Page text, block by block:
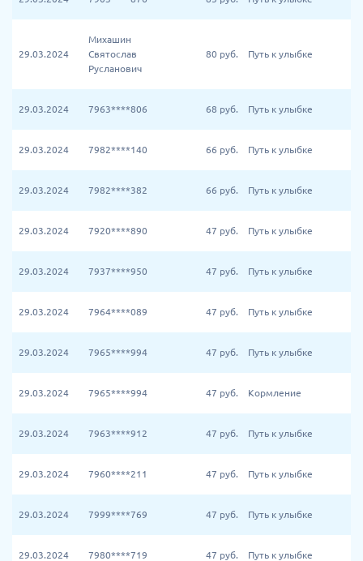
29.03.2024
Михашин
Святослав
Русланович
80 руб. Путь к улыбке
29.03.2024 7963****806 68 руб. Путь к улыбке
29.03.2024 7982****140 66 руб. Путь к улыбке
29.03.2024 7982****382 66 руб. Путь к улыбке
29.03.2024 7920****890 47 руб. Путь к улыбке
29.03.2024 7937****950 47 руб. Путь к улыбке
29.03.2024 7964****089 47 руб. Путь к улыбке
29.03.2024 7965****994 47 руб. Путь к улыбке
29.03.2024 7965****994 47 руб. Кормление
29.03.2024 7963****912 47 руб. Путь к улыбке
29.03.2024 7960****211 47 руб. Путь к улыбке
29.03.2024 7999****769 47 руб. Путь к улыбке
29.03.2024 7980****719 47 руб. Путь к улыбке